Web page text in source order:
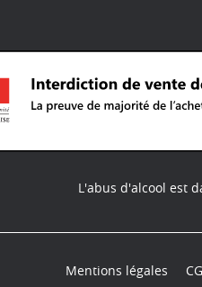
L'abus d'alcool est
Mentions légales